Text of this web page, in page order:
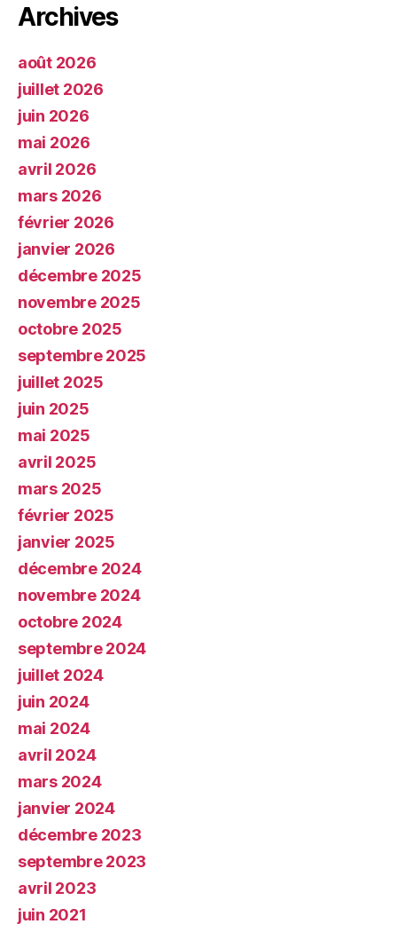
Archives
août 2026
juillet 2026
juin 2026
mai 2026
avril 2026
mars 2026
février 2026
janvier 2026
décembre 2025
novembre 2025
octobre 2025
septembre 2025
juillet 2025
juin 2025
mai 2025
avril 2025
mars 2025
février 2025
janvier 2025
décembre 2024
novembre 2024
octobre 2024
septembre 2024
juillet 2024
juin 2024
mai 2024
avril 2024
mars 2024
janvier 2024
décembre 2023
septembre 2023
avril 2023
juin 2021